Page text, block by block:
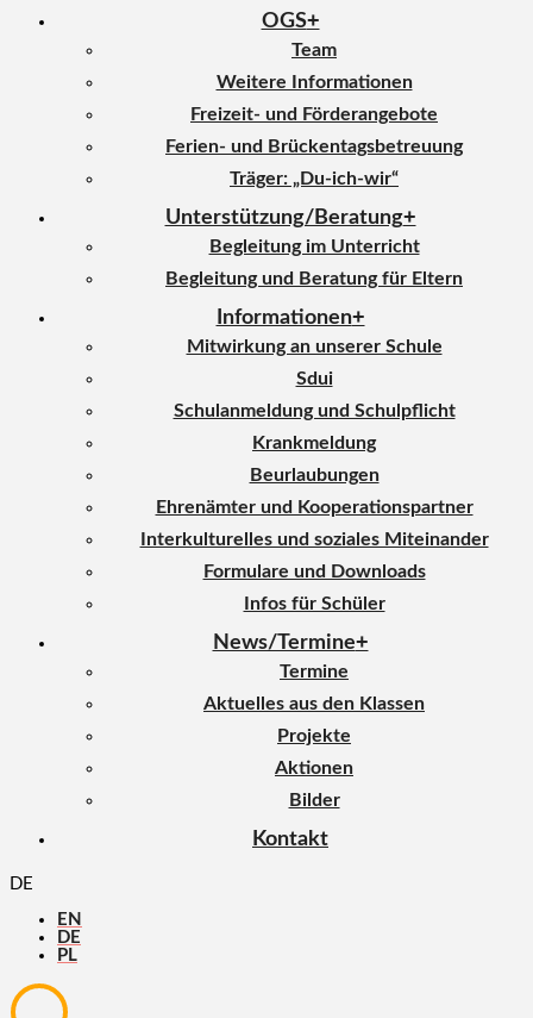
OGS
Team
Weitere Informationen
Freizeit- und Förderangebote
Ferien- und Brückentagsbetreuung
Träger: „Du-ich-wir“
Unterstützung/Beratung
Begleitung im Unterricht
Begleitung und Beratung für Eltern
Informationen
Mitwirkung an unserer Schule
Sdui
Schulanmeldung und Schulpflicht
Krankmeldung
Beurlaubungen
Ehrenämter und Kooperationspartner
Interkulturelles und soziales Miteinander
Formulare und Downloads
Infos für Schüler
News/Termine
Termine
Aktuelles aus den Klassen
Projekte
Aktionen
Bilder
Kontakt
DE
EN
DE
PL